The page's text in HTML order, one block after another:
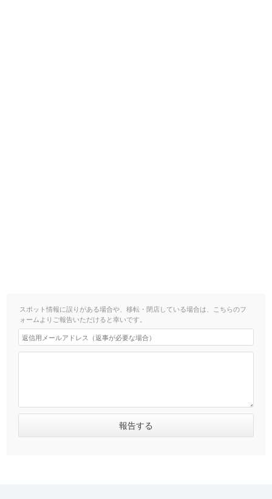
スポット情報に誤りがある場合や、移転・閉店している場合は、こちらのフ
ォームよりご報告いただけると幸いです。